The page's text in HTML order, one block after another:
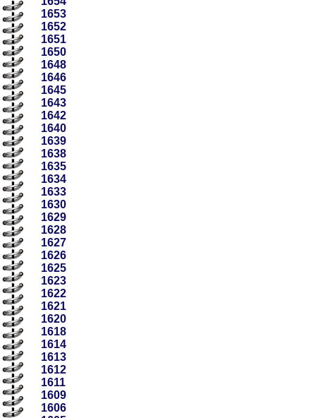
1653
1652
1651
1650
1648
1646
1645
1643
1642
1640
1639
1638
1635
1634
1633
1630
1629
1628
1627
1626
1625
1623
1622
1621
1620
1618
1614
1613
1612
1611
1609
1606